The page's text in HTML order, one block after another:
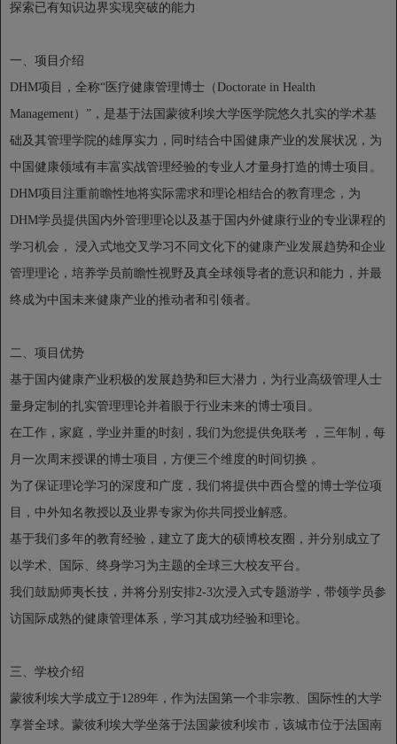
探索已有知识边界实现突破的能力
一、项目介绍
DHM项目，全称“医疗健康管理博士（Doctorate in Health
Management）”，是基于法国蒙彼利埃大学医学院悠久扎实的学术基
础及其管理学院的雄厚实力，同时结合中国健康产业的发展状况，为
中国健康领域有丰富实战管理经验的专业人才量身打造的博士项目。
DHM项目注重前瞻性地将实际需求和理论相结合的教育理念，为
DHM学员提供国内外管理理论以及基于国内外健康行业的专业课程的
学习机会， 浸入式地交叉学习不同文化下的健康产业发展趋势和企业
管理理论，培养学员前瞻性视野及真全球领导者的意识和能力，并最
终成为中国未来健康产业的推动者和引领者。
二、项目优势
基于国内健康产业积极的发展趋势和巨大潜力，为行业高级管理人士
量身定制的扎实管理理论并着眼于行业未来的博士项目。
在工作，家庭，学业并重的时刻，我们为您提供免联考 ，三年制，每
月一次周末授课的博士项目，方便三个维度的时间切换 。
为了保证理论学习的深度和广度，我们将提供中西合璧的博士学位项
目，中外知名教授以及业界专家为你共同授业解惑。
基于我们多年的教育经验，建立了庞大的硕博校友圈，并分别成立了
以学术、国际、终身学习为主题的全球三大校友平台。
我们鼓励师夷长技，并将分别安排2-3次浸入式专题游学，带领学员参
访国际成熟的健康管理体系，学习其成功经验和理论。
三、学校介绍
蒙彼利埃大学成立于1289年，作为法国第一个非宗教、国际性的大学
享誉全球。蒙彼利埃大学坐落于法国蒙彼利埃市，该城市位于法国南